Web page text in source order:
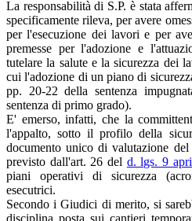
La responsabilità di S.P. è stata
specificamente rileva, per avere
per l'esecuzione dei lavori e per
premesse per l'adozione e
tutelare la salute e la sicurezza dei
cui l'adozione di un piano di
pp. 20-22 della sentenza
sentenza di primo grado).
E' emerso, infatti, che la
l'appalto, sotto il profilo della
documento unico di valutazione
previsto dall'art. 26 del d. lgs. 9
piani operativi di sicurezza
esecutrici.
Secondo i Giudici di merito, si
disciplina posta sui cantieri